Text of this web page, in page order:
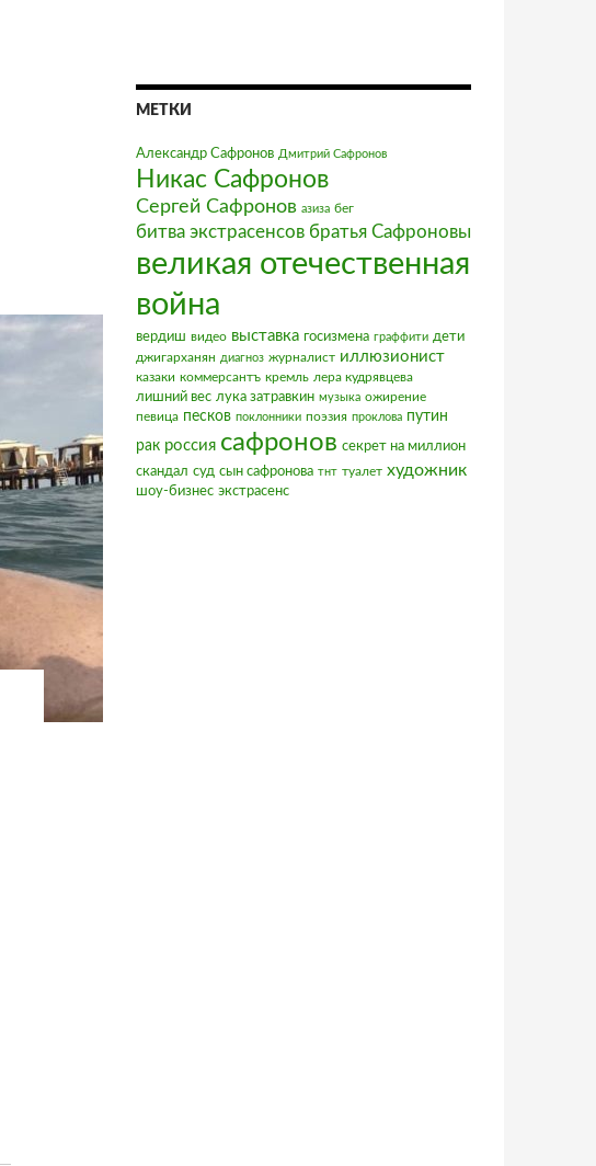
МЕТКИ
Александр Сафронов Дмитрий Сафронов
Никас Сафронов
Сергей Сафронов азиза бег
битва экстрасенсов братья Сафроновы
великая отечественная
война
вердиш видео выставка госизмена граффити дети
джигарханян диагноз журналист иллюзионист
казаки коммерсантъ кремль лера кудрявцева
лишний вес лука затравкин музыка ожирение
певица песков поклонники поэзия проклова путин
рак россия сафронов секрет на миллион
скандал суд сын сафронова тнт туалет художник
шоу-бизнес экстрасенс